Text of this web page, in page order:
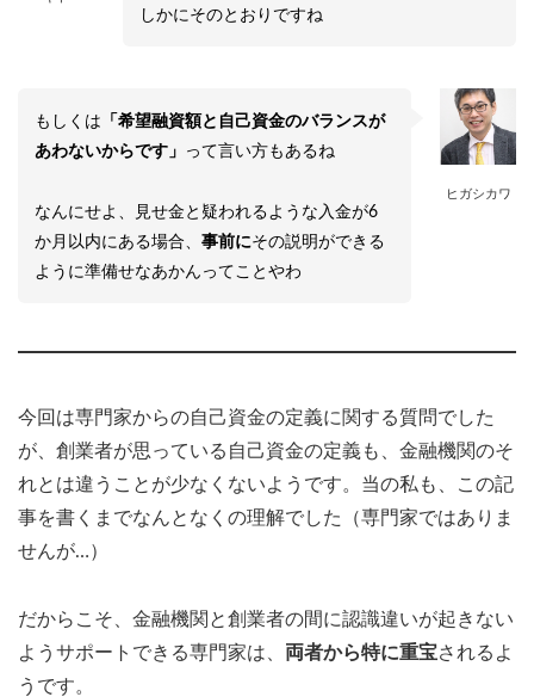
しかにそのとおりですね
ヒガシカワ
もしくは 「希望融資額と自己資金のバランスが
あわないからです」 って言い方もあるね
なんにせよ、見せ金と疑われるような入金が6
か月以内にある場合、事前にその説明ができる
ように準備せなあかんってことやわ
今回は専門家からの自己資金の定義に関する質問でした
が、創業者が思っている自己資金の定義も、金融機関のそ
れとは違うことが少なくないようです。当の私も、この記
事を書くまでなんとなくの理解でした（専門家ではありま
せんが…）
だからこそ、金融機関と創業者の間に認識違いが起きない
ようサポートできる専門家は、 両者から特に重宝されるよ
うです。